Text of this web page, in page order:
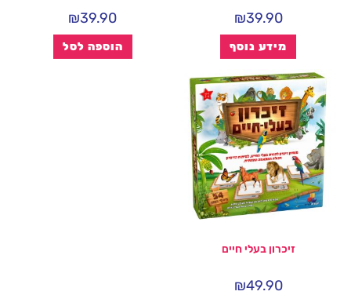
₪39.90
מידע נוסף
₪39.90
הוספה לסל
זיכרון בעלי חיים
₪49.90